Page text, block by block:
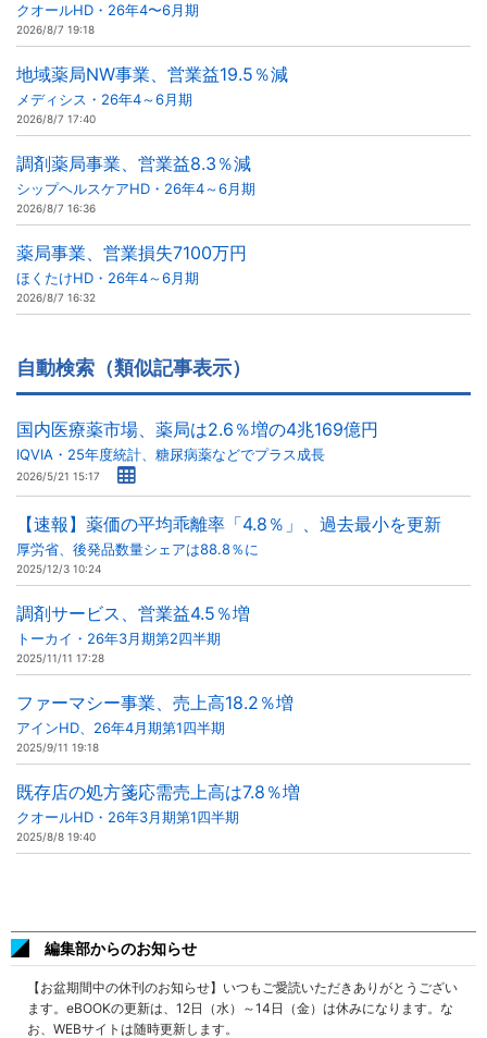
クオールHD・26年4〜6月期
2026/8/7 19:18
地域薬局NW事業、営業益19.5％減
メディシス・26年4～6月期
2026/8/7 17:40
調剤薬局事業、営業益8.3％減
シップヘルスケアHD・26年4～6月期
2026/8/7 16:36
薬局事業、営業損失7100万円
ほくたけHD・26年4～6月期
2026/8/7 16:32
自動検索（類似記事表示）
国内医療薬市場、薬局は2.6％増の4兆169億円
IQVIA・25年度統計、糖尿病薬などでプラス成長
2026/5/21 15:17
【速報】薬価の平均乖離率「4.8％」、過去最小を更新
厚労省、後発品数量シェアは88.8％に
2025/12/3 10:24
調剤サービス、営業益4.5％増
トーカイ・26年3月期第2四半期
2025/11/11 17:28
ファーマシー事業、売上高18.2％増
アインHD、26年4月期第1四半期
2025/9/11 19:18
既存店の処方箋応需売上高は7.8％増
クオールHD・26年3月期第1四半期
2025/8/8 19:40
編集部からのお知らせ
【お盆期間中の休刊のお知らせ】いつもご愛読いただきありがとうござい
ます。eBOOKの更新は、12日（水）～14日（金）は休みになります。な
お、WEBサイトは随時更新します。